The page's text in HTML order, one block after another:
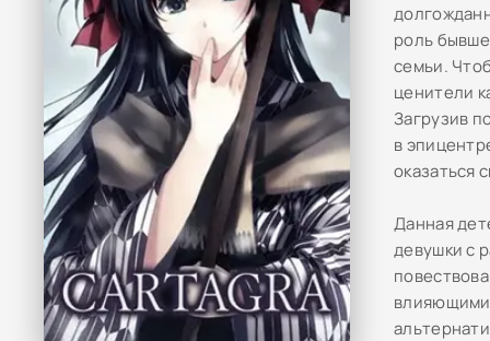
роль
семьи.
ценители
Загрузив
в
оказаться
Данная
девушки с
влияющими